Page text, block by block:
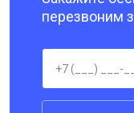
перезвоним